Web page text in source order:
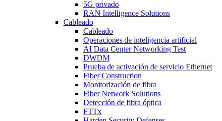
5G privado
RAN Intelligence Solutions
Cableado
Cableado
Operaciones de inteligencia artificial
AI Data Center Networking Test
DWDM
Prueba de activación de servicio Ethernet
Fiber Construction
Monitorización de fibra
Fiber Network Solutions
Detección de fibra óptica
FTTx